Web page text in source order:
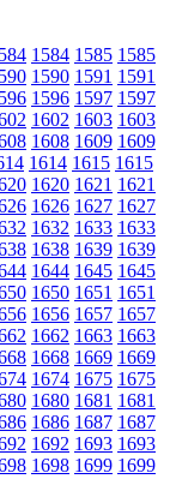
1584 1585 1585
1590 1591 1591
1596 1597 1597
1602 1603 1603
1608 1609 1609
1614 1615 1615
1620 1621 1621
1626 1627 1627
1632 1633 1633
1638 1639 1639
1644 1645 1645
1650 1651 1651
1656 1657 1657
1662 1663 1663
1668 1669 1669
1674 1675 1675
1680 1681 1681
1686 1687 1687
1692 1693 1693
1698 1699 1699